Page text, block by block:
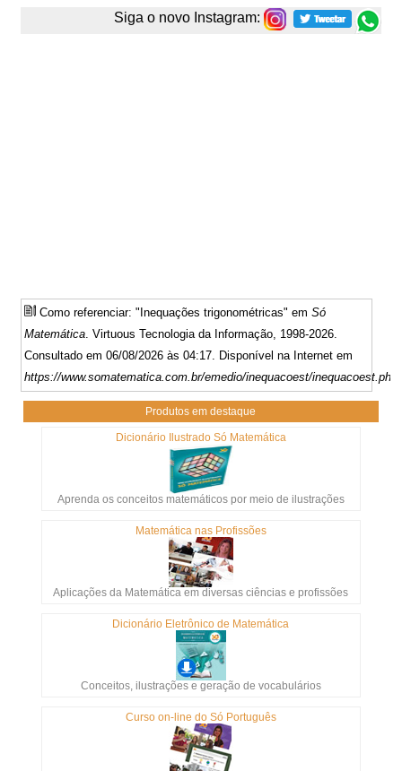
Siga o novo Instagram:
Como referenciar: "Inequações trigonométricas" emSó
Matemática. Virtuous Tecnologia da Informação, 1998-2026.
Consultado em 06/08/2026 às 04:17. Disponível na Internet em
https://www.somatematica.com.br/emedio/inequacoest/inequacoest.php
Produtos em destaque
Dicionário Ilustrado Só Matemática
Aprenda os conceitos matemáticos por meio de ilustrações
Matemática nas Profissões
Aplicações da Matemática em diversas ciências e profissões
Dicionário Eletrônico de Matemática
Conceitos, ilustrações e geração de vocabulários
Curso on-line do Só Português